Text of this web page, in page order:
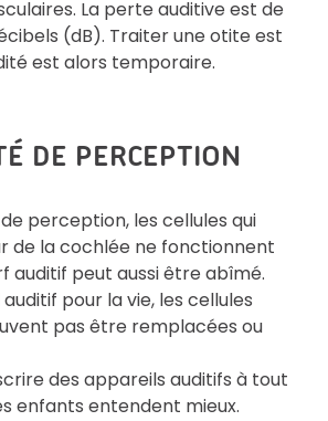
La perte auditive est de
(dB). Traiter une otite est
est alors temporaire.
DE PERCEPTION
perception, les cellules qui
de la cochlée ne fonctionnent
auditif peut aussi être abîmé.
pour la vie, les cellules
pas être remplacées ou
des appareils auditifs à tout
enfants entendent mieux.